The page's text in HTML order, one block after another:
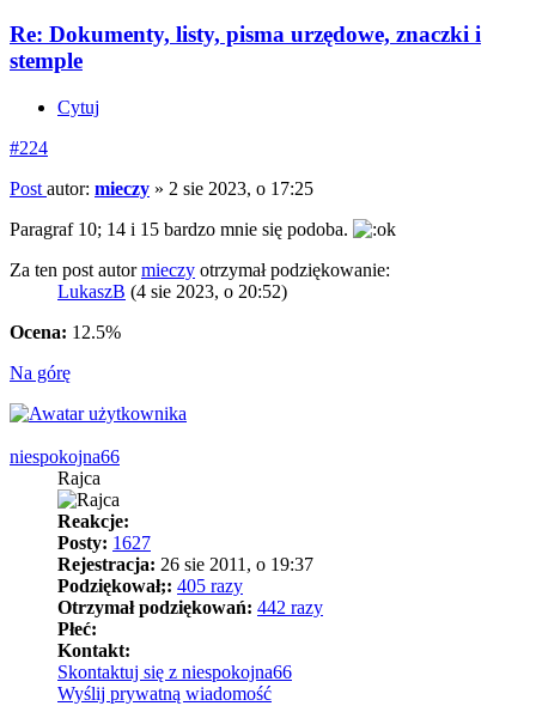
Re: Dokumenty, listy, pisma urzędowe, znaczki i
stemple
Cytuj
#224
Post autor: mieczy » 2 sie 2023, o 17:25
Paragraf 10; 14 i 15 bardzo mnie się podoba.
Za ten post autormieczy otrzymał podziękowanie:
LukaszB (4 sie 2023, o 20:52)
Ocena: 12.5%
Na górę
niespokojna66
Rajca
Reakcje:
Posty: 1627
Rejestracja: 26 sie 2011, o 19:37
Podziękował;: 405 razy
Otrzymał podziękowań: 442 razy
Płeć:
Kontakt:
Skontaktuj się z niespokojna66
Wyślij prywatną wiadomość